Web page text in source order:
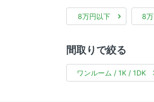
8万円以下 8
間取りで絞る
ワンルーム / 1K / 1DK